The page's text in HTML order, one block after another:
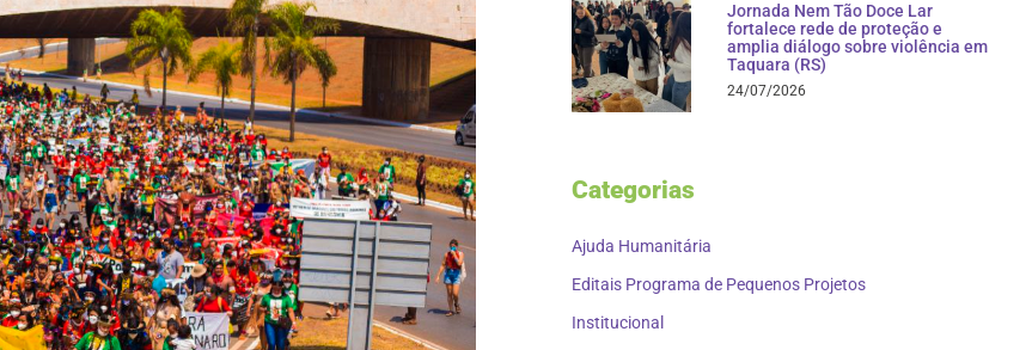
Jornada Nem Tão Doce Lar
fortalece rede de proteção e
amplia diálogo sobre violência em
Taquara (RS)
24/07/2026
Categorias
Ajuda Humanitária
Editais Programa de Pequenos Projetos
Institucional